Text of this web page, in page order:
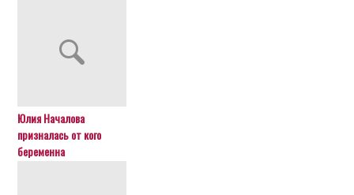
Юлия Началова
призналась от кого
беременна